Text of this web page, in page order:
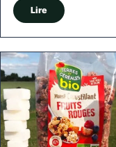
Lire